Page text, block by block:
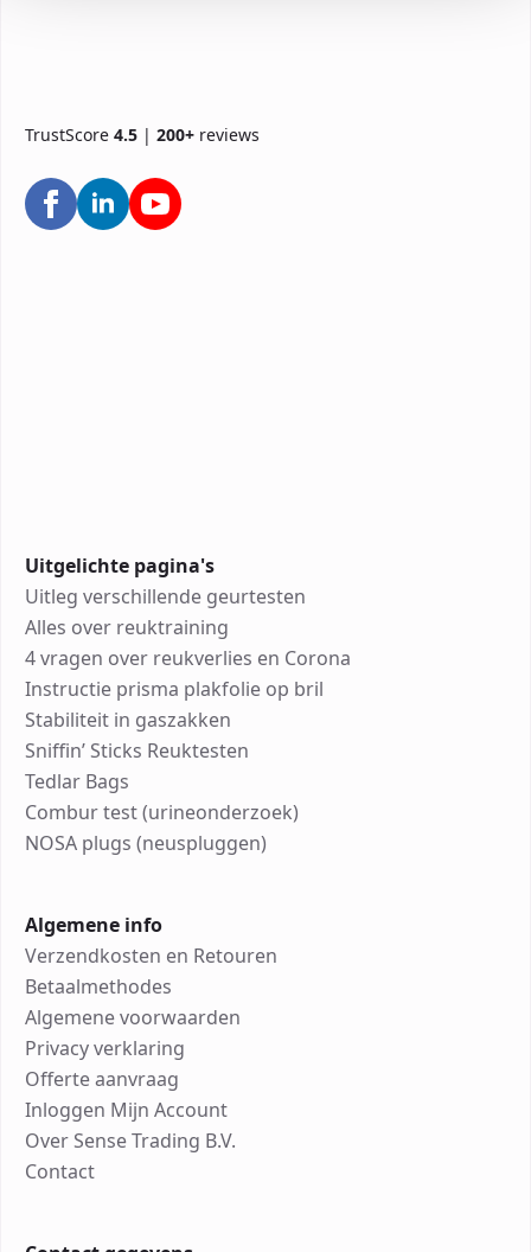
TrustScore 4.5 | 200+ reviews
Uitgelichte pagina's
Uitleg verschillende geurtesten
Alles over reuktraining
4 vragen over reukverlies en Corona
Instructie prisma plakfolie op bril
Stabiliteit in gaszakken
Sniffin’ Sticks Reuktesten
Tedlar Bags
Combur test (urineonderzoek)
NOSA plugs (neuspluggen)
Algemene info
Verzendkosten en Retouren
Betaalmethodes
Algemene voorwaarden
Privacy verklaring
Offerte aanvraag
Inloggen Mijn Account
Over Sense Trading B.V.
Contact